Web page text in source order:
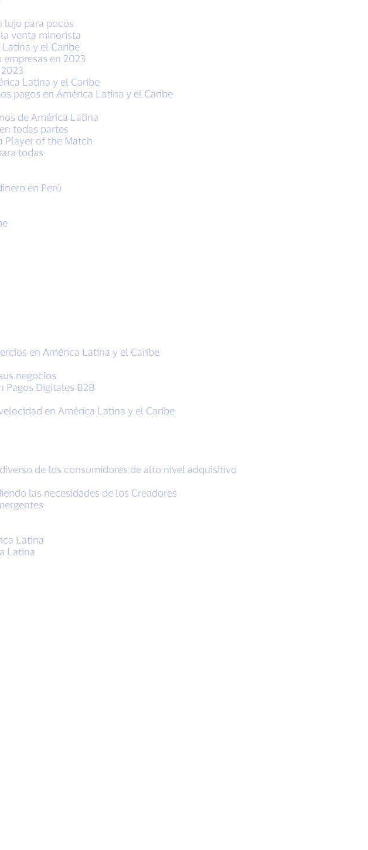
lujo para pocos
venta minorista
y el Caribe
en 2023
Latina y el Caribe
pagos en América Latina y el Caribe
de América Latina
todas partes
Player of the Match
todas
en Perú
en América Latina y el Caribe
negocios
Pagos Digitales B2B
en América Latina y el Caribe
de los consumidores de alto nivel adquisitivo
las necesidades de los Creadores
Latina
Latina